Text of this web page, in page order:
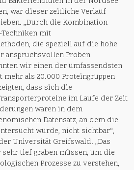
war dieser zeitliche Verlauf
„Durch die Kombination
-Techniken mit
die speziell auf die hohe
anspruchsvollen Proben
wir einen der umfassendsten
mehr als 20.000 Proteingruppen
dass sich die
im Laufe der Zeit
waren in dem
Datensatz, an dem die
wurde, nicht sichtbar“,
Universität Greifswald. „Das
tief graben müssen, um die
Prozesse zu verstehen,